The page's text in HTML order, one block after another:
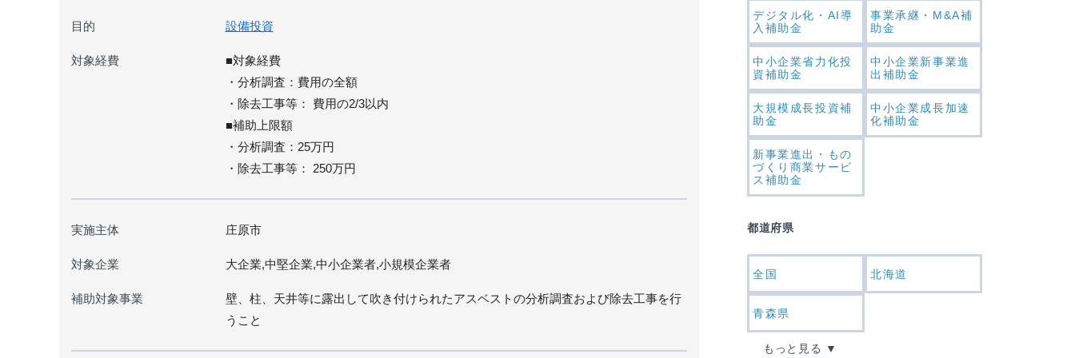
目的 設備投資
対象経費
■対象経費
・分析調査：費用の全額
・除去工事等： 費用の2/3以内
■補助上限額
・分析調査：25万円
・除去工事等： 250万円
実施主体 庄原市
対象企業 大企業,中堅企業,中小企業者,小規模企業者
補助対象事業
壁、柱、天井等に露出して吹き付けられたアスベストの分析調査および除去工事を行
うこと
デジタル化・AI導
入補助金
事業承継・M&A補
助金
中小企業省力化投
資補助金
中小企業新事業進
出補助金
大規模成長投資補
助金
中小企業成長加速
化補助金
新事業進出・もの
づくり商業サービ
ス補助金
都道府県
全国 北海道
青森県
もっと見る